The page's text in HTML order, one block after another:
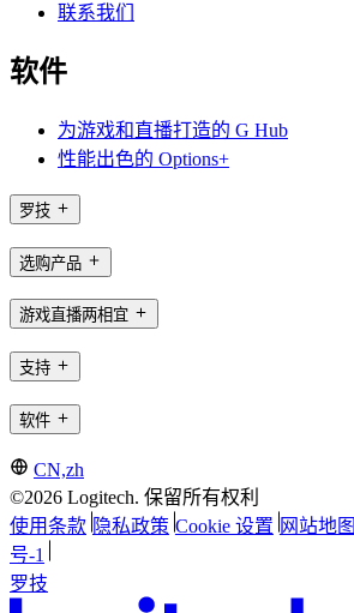
联系我们
软件
为游戏和直播打造的 G Hub
性能出色的 Options+
罗技
选购产品
游戏直播两相宜
支持
软件
CN,zh
©2026 Logitech. 保留所有权利
使用条款 隐私政策 Cookie 设置 网站地图
号-1
罗技